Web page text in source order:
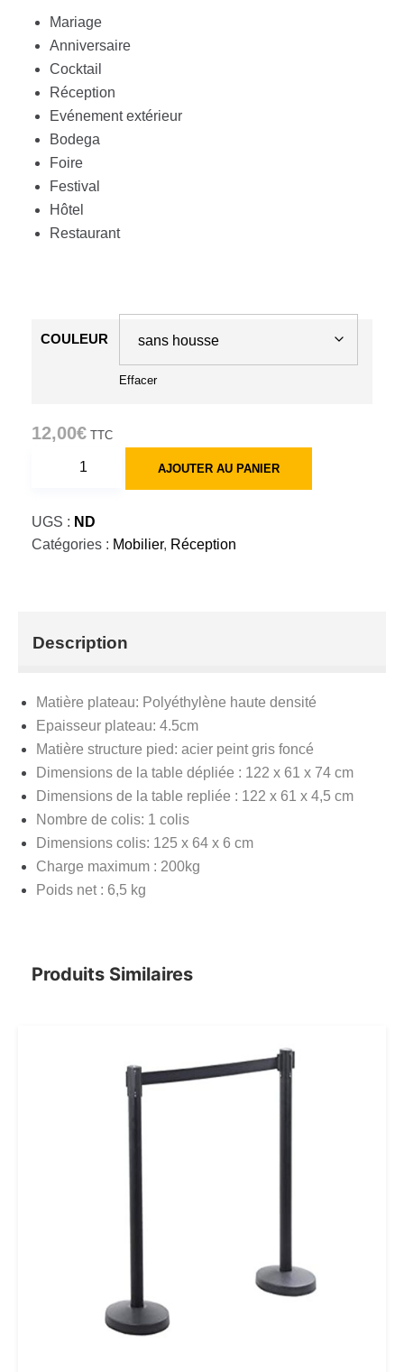
Mariage
Anniversaire
Cocktail
Réception
Evénement extérieur
Bodega
Foire
Festival
Hôtel
Restaurant
COULEUR
Effacer
12,00€ TTC
réception
pliante
AJOUTER AU PANIER
UGS : ND
Catégories : Mobilier, Réception
Description
Matière plateau: Polyéthylène haute densité
Epaisseur plateau: 4.5cm
Matière structure pied: acier peint gris foncé
Dimensions de la table dépliée : 122 x 61 x 74 cm
Dimensions de la table repliée : 122 x 61 x 4,5 cm
Nombre de colis: 1 colis
Dimensions colis: 125 x 64 x 6 cm
Charge maximum : 200kg
Poids net : 6,5 kg
Produits Similaires